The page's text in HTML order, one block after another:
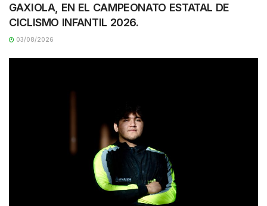
GAXIOLA, EN EL CAMPEONATO ESTATAL DE
CICLISMO INFANTIL 2026.
03/08/2026